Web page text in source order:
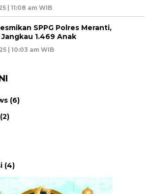
| 11:08 am WIB
SPPG Polres Meranti,
1.469 Anak
| 10:03 am WIB
(6)
(2)
(4)